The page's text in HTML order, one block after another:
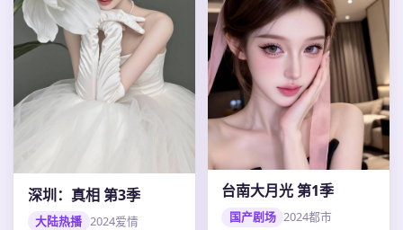
深圳：真相 第3季
大陆热播 2024爱情
台南大月光 第1季
国产剧场 2024都市